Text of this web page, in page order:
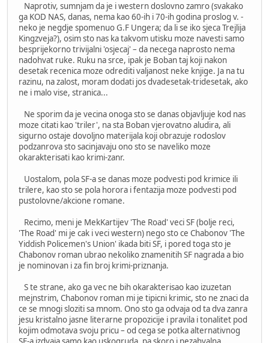
Naprotiv, sumnjam da je i western doslovno zamro (svakako
ga KOD NAS, danas, nema kao 60-ih i 70-ih godina proslog v. -
neko je negdje spomenuo G.F Ungera; da li se iko sjeca Trejlija
Kingzveja?), osim sto nas ka takvom utisku moze navesti samo
besprijekorno trivijalni 'osjecaj' – da necega naprosto nema
nadohvat ruke. Ruku na srce, ipak je Boban taj koji nakon
desetak recenica moze odrediti valjanost neke knjige. Ja na tu
razinu, na zalost, moram dodati jos dvadesetak-tridesetak, ako
ne i malo vise, stranica...
Ne sporim da je vecina onoga sto se danas objavljuje kod nas
moze citati kao 'triler', na sta Boban vjerovatno aludira, ali
sigurno ostaje dovoljno materijala koji obrazuje rodoslov
podzanrova sto sacinjavaju ono sto se naveliko moze
okarakterisati kao krimi-zanr.
Uostalom, pola SF-a se danas moze podvesti pod krimice ili
trilere, kao sto se pola horora i fentazija moze podvesti pod
pustolovne/akcione romane.
Recimo, meni je MekKartijev 'The Road' veci SF (bolje reci,
'The Road' mi je cak i veci western) nego sto ce Chabonov 'The
Yiddish Policemen's Union' ikada biti SF, i pored toga sto je
Chabonov roman ubrao nekoliko znamenitih SF nagrada a bio
je nominovan i za fin broj krimi-priznanja.
S te strane, ako ga vec ne bih okarakterisao kao izuzetan
mejnstrim, Chabonov roman mi je tipicni krimic, sto ne znaci da
ce se mnogi sloziti sa mnom. Ono sto ga odvaja od ta dva zanra
jesu kristalno jasne literarne propozicije i pravila i tonalitet pod
kojim odmotava svoju pricu – od cega se potka alternativnog